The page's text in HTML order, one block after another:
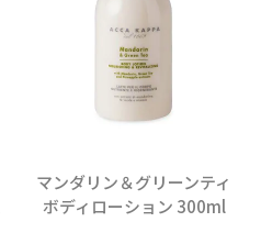
マンダリン＆グリーンティ
ボディローション 300ml